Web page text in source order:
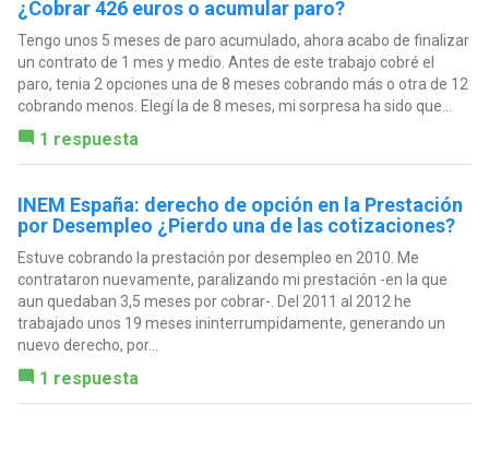
¿Cobrar 426 euros o acumular paro?
Tengo unos 5 meses de paro acumulado, ahora acabo de finalizar
un contrato de 1 mes y medio. Antes de este trabajo cobré el
paro, tenia 2 opciones una de 8 meses cobrando más o otra de 12
cobrando menos. Elegí la de 8 meses, mi sorpresa ha sido que...
1 respuesta
INEM España: derecho de opción en la Prestación
por Desempleo ¿Pierdo una de las cotizaciones?
Estuve cobrando la prestación por desempleo en 2010. Me
contrataron nuevamente, paralizando mi prestación -en la que
aun quedaban 3,5 meses por cobrar-. Del 2011 al 2012 he
trabajado unos 19 meses ininterrumpidamente, generando un
nuevo derecho, por...
1 respuesta